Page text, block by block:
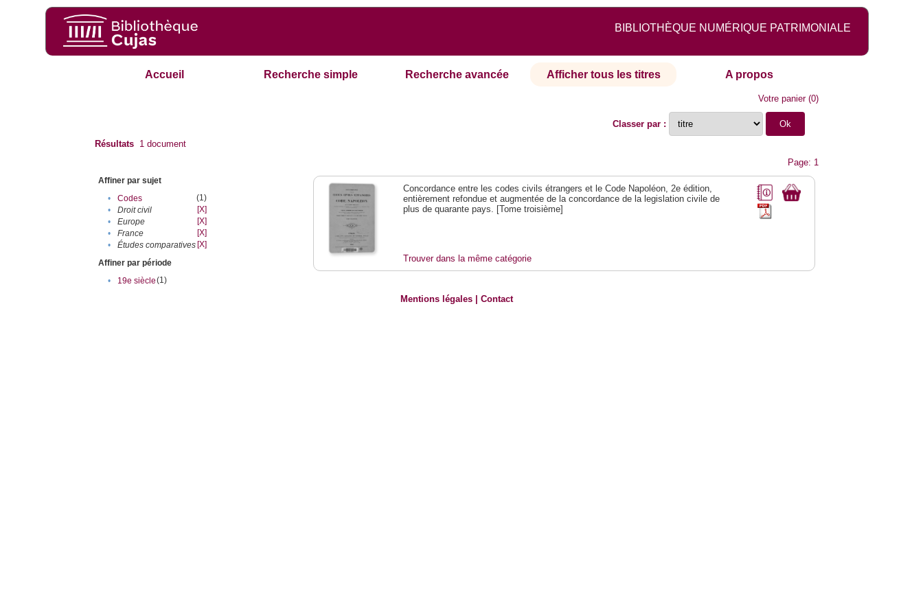
BIBLIOTHÈQUE NUMÉRIQUE PATRIMONIALE
Accueil Recherche simple Recherche avancée Afficher tous les titres A propos
Votre panier(0)
Classer par :
Résultats 1 document
Page: 1
Affiner par sujet
•
Codes
(1)
•
Droit civil
[X]
•
Europe
[X]
•
France
[X]
•
Études comparatives [X]
Affiner par période
•
19e siècle(1)
Concordance entre les codes civils étrangers et le Code Napoléon, 2e édition,
entièrement refondue et augmentée de la concordance de la legislation civile de
plus de quarante pays. [Tome troisième]
Trouver dans la même catégorie
Mentions légales |Contact